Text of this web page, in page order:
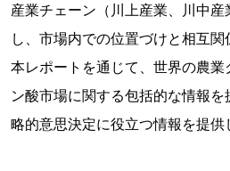
産業チェーン（川上産業、川中
し、市場内での位置づけと相互関
本レポートを通じて、世界の農業
ン酸市場に関する包括的な情報
略的意思決定に役立つ情報を提供